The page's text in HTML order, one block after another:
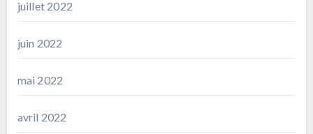
juillet 2022
juin 2022
mai 2022
avril 2022